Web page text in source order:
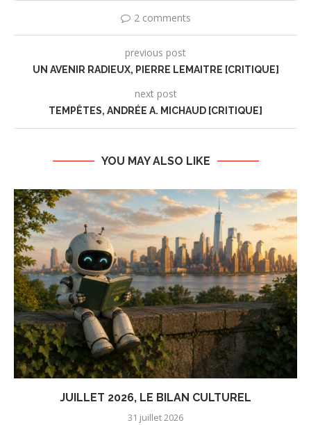
2 comments
previous post
UN AVENIR RADIEUX, PIERRE LEMAITRE [CRITIQUE]
next post
TEMPÊTES, ANDRÉE A. MICHAUD [CRITIQUE]
YOU MAY ALSO LIKE
JUILLET 2026, LE BILAN CULTUREL
31 juillet 2026